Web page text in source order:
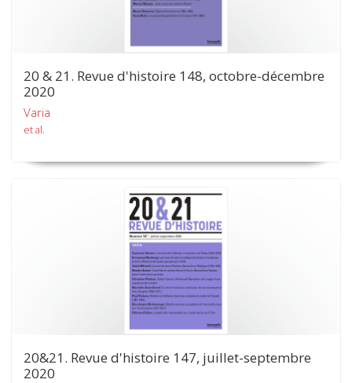
20 & 21. Revue d'histoire 148, octobre-décembre
2020
Varia
et al.
20&21. Revue d'histoire 147, juillet-septembre
2020